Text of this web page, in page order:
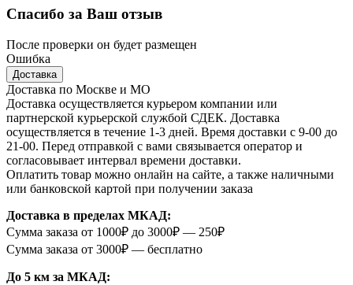
Спасибо за Ваш отзыв
После проверки он будет размещен
Ошибка
Доставка
Доставка по Москве и МО
Доставка осуществляется курьером компании или
партнерской курьерской службой СДЕК. Доставка
осуществляется в течение 1-3 дней. Время доставки с 9-00 до
21-00. Перед отправкой с вами связывается оператор и
согласовывает интервал времени доставки.
Оплатить товар можно онлайн на сайте, а также наличными
или банковской картой при получении заказа
Доставка в пределах МКАД:
Сумма заказа от 1000₽ до 3000₽ — 250₽
Сумма заказа от 3000₽ — бесплатно
До 5 км за МКАД: